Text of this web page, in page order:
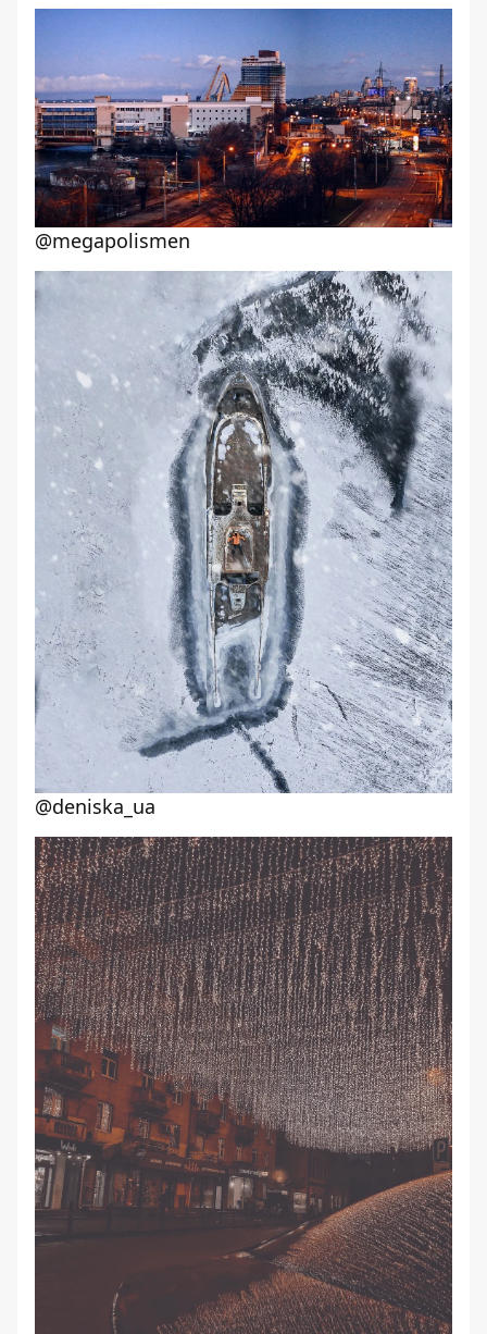
@megapolismen
@deniska_ua